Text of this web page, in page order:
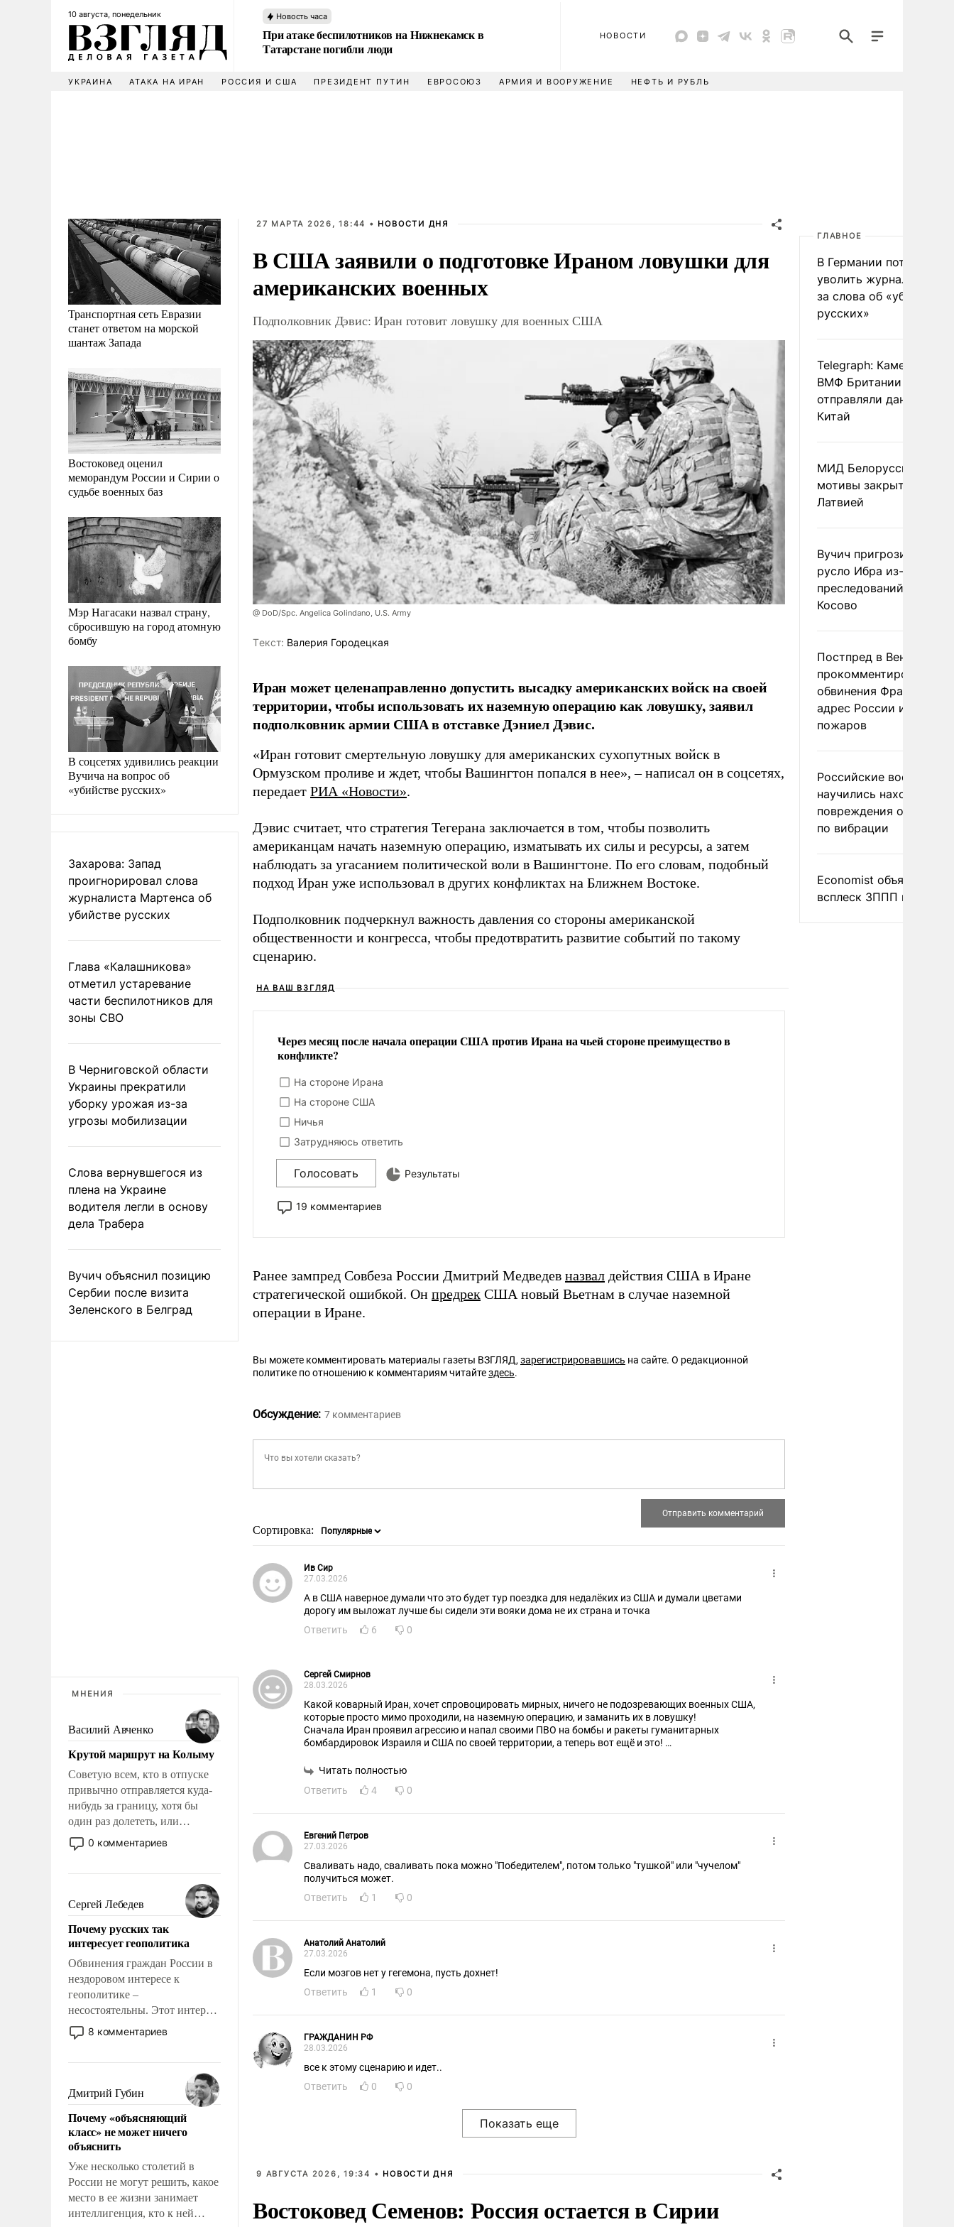
10 августа, понедельник Новость часа
При атаке беспилотников на Нижнекамск в
Татарстане погибли люди
НОВОСТИ
УКРАИНА АТАКА НА ИРАН РОССИЯ И США ПРЕЗИДЕНТ ПУТИН ЕВРОСОЮЗ АРМИЯ И ВООРУЖЕНИЕ НЕФТЬ И РУБЛЬ
Транспортная сеть Евразии
станет ответом на морской
шантаж Запада
Востоковед оценил
меморандум России и Сирии о
судьбе военных баз
Мэр Нагасаки назвал страну,
сбросившую на город атомную
бомбу
В соцсетях удивились реакции
Вучича на вопрос об
«убийстве русских»
Захарова: Запад
проигнорировал слова
журналиста Мартенса об
убийстве русских
Глава «Калашникова»
отметил устаревание
части беспилотников для
зоны СВО
В Черниговской области
Украины прекратили
уборку урожая из-за
угрозы мобилизации
Слова вернувшегося из
плена на Украине
водителя легли в основу
дела Трабера
Вучич объяснил позицию
Сербии после визита
Зеленского в Белград
МНЕНИЯ
Василий Авченко
Крутой маршрут на Колыму
Советую всем, кто в отпуске
привычно отправляется куда-
нибудь за границу, хотя бы
один раз долететь, или
доехать, или доплыть до
Колымы, до края нашей
откровением.
0 комментариев
Сергей Лебедев
Почему русских так
интересует геополитика
Обвинения граждан России в
нездоровом интересе к
геополитике –
несостоятельны. Этот интерес
рационален и прагматичен. Он
обусловлен тысячелетним
фундаментальным знанием,
что мировая политика имеет
свойство заявляться на порог
нашего дома.
8 комментариев
Дмитрий Губин
Почему «объясняющий
класс» не может ничего
объяснить
Уже несколько столетий в
России не могут решить, какое
место в ее жизни занимает
интеллигенция, кто к ней
27 МАРТА 2026, 18:44 • НОВОСТИ ДНЯ
В США заявили о подготовке Ираном ловушки для
американских военных
Подполковник Дэвис: Иран готовит ловушку для военных США
@ DoD/Spc. Angelica Golindano, U.S. Army
Tекст: Валерия Городецкая
Иран может целенаправленно допустить высадку американских войск на своей
территории, чтобы использовать их наземную операцию как ловушку, заявил
подполковник армии США в отставке Дэниел Дэвис.
«Иран готовит смертельную ловушку для американских сухопутных войск в
Ормузском проливе и ждет, чтобы Вашингтон попался в нее», – написал он в соцсетях,
передает РИА «Новости».
Дэвис считает, что стратегия Тегерана заключается в том, чтобы позволить
американцам начать наземную операцию, изматывать их силы и ресурсы, а затем
наблюдать за угасанием политической воли в Вашингтоне. По его словам, подобный
подход Иран уже использовал в других конфликтах на Ближнем Востоке.
Подполковник подчеркнул важность давления со стороны американской
общественности и конгресса, чтобы предотвратить развитие событий по такому
сценарию.
НА ВАШ ВЗГЛЯД
Через месяц после начала операции США против Ирана на чьей стороне преимущество в
конфликте?
На стороне Ирана
На стороне США
Ничья
Затрудняюсь ответить
Голосовать Результаты
19 комментариев
Ранее зампред Совбеза России Дмитрий Медведев назвал действия США в Иране
стратегической ошибкой. Он предрек США новый Вьетнам в случае наземной
операции в Иране.
Вы можете комментировать материалы газеты ВЗГЛЯД,зарегистрировавшись на сайте. О редакционной
политике по отношению к комментариям читайтездесь.
Обсуждение: 7 комментариев
Сортировка:
Ив Сир
27.03.2026
А в США наверное думали что это будет тур поездка для недалёких из США и думали цветами
дорогу им выложат лучше бы сидели эти вояки дома не их страна и точка
Ответить
6 0
Сергей Смирнов
28.03.2026
Какой коварный Иран, хочет спровоцировать мирных, ничего не подозревающих военных США,
которые просто мимо проходили, на наземную операцию, и заманить их в ловушку!
Сначала Иран проявил агрессию и напал своими ПВО на бомбы и ракеты гуманитарных
бомбардировок Израиля и США по своей территории, а теперь вот ещё и это!
Читать полностью
Ответить
4 0
Евгений Петров
27.03.2026
Сваливать надо, сваливать пока можно "Победителем", потом только "тушкой" или "чучелом"
получиться может.
Ответить
1 0
Анатолий Анатолий
27.03.2026
Если мозгов нет у гегемона, пусть дохнет!
Ответить
1 0
ГРАЖДАНИН РФ
28.03.2026
все к этому сценарию и идет..
Ответить
0 0
9 АВГУСТА 2026, 19:34 • НОВОСТИ ДНЯ
Востоковед Семенов: Россия остается в Сирии
ГЛАВНОЕ
В Германии
уволить журналиста
за слова об «убийстве
русских»
Telegraph: Камеры
ВМФ Британии тайно
отправляли данные в
Китай
МИД Белоруссии
мотивы закрытия
Латвией
Вучич пригрозил
русло Ибра из-за
преследований сербов
Косово
Постпред в Вене
прокомментировал
обвинения Франции в
адрес России из-за
пожаров
Российские военные
научились находить
повреждения
по вибрации
Economist объяснил
всплеск ЗППП в Европе